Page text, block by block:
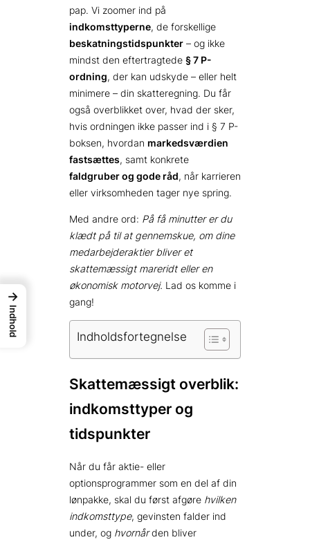
pap. Vi zoomer ind på
indkomsttyperne, de forskellige
beskatningstidspunkter – og ikke
mindst den eftertragtede § 7 P-
ordning, der kan udskyde – eller helt
minimere – din skatteregning. Du får
også overblikket over, hvad der sker,
hvis ordningen ikke passer ind i § 7 P-
boksen, hvordan markedsværdien
fastsættes, samt konkrete
faldgruber og gode råd, når karrieren
eller virksomheden tager nye spring.
Med andre ord: På få minutter er du
klædt på til at gennemskue, om dine
medarbejderaktier bliver et
skattemæssigt mareridt eller en
økonomisk motorvej. Lad os komme i
gang!
Indholdsfortegnelse
Skattemæssigt overblik:
indkomsttyper og
tidspunkter
Når du får aktie- eller
optionsprogrammer som en del af din
lønpakke, skal du først afgøre hvilken
indkomsttype, gevinsten falder ind
under, og hvornården bliver
→
Indhold